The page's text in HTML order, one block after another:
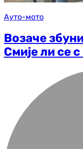
Ауто-мото
Возаче
Смије ли се